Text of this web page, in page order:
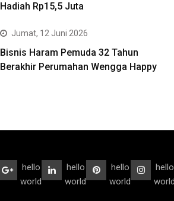
Hadiah Rp15,5 Juta
Jumat, 12 Juni 2026
Bisnis Haram Pemuda 32 Tahun
Berakhir Perumahan Wengga Happy
hello
world
hello
world
hello
world
hello